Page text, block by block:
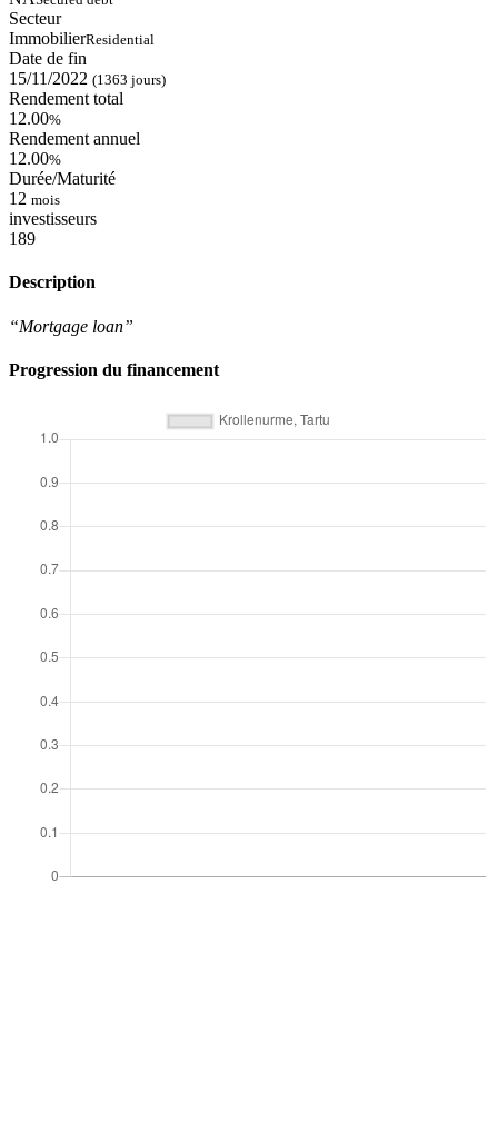
Secteur
ImmobilierResidential
Date de fin
15/11/2022 (1363 jours)
Rendement total
12.00%
Rendement annuel
12.00%
Durée/Maturité
12 mois
investisseurs
189
Description
“Mortgage loan”
Progression du financement